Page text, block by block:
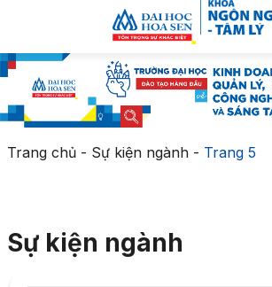
Trang chủ- Sự kiện ngành- Trang 5
Sự kiện ngành